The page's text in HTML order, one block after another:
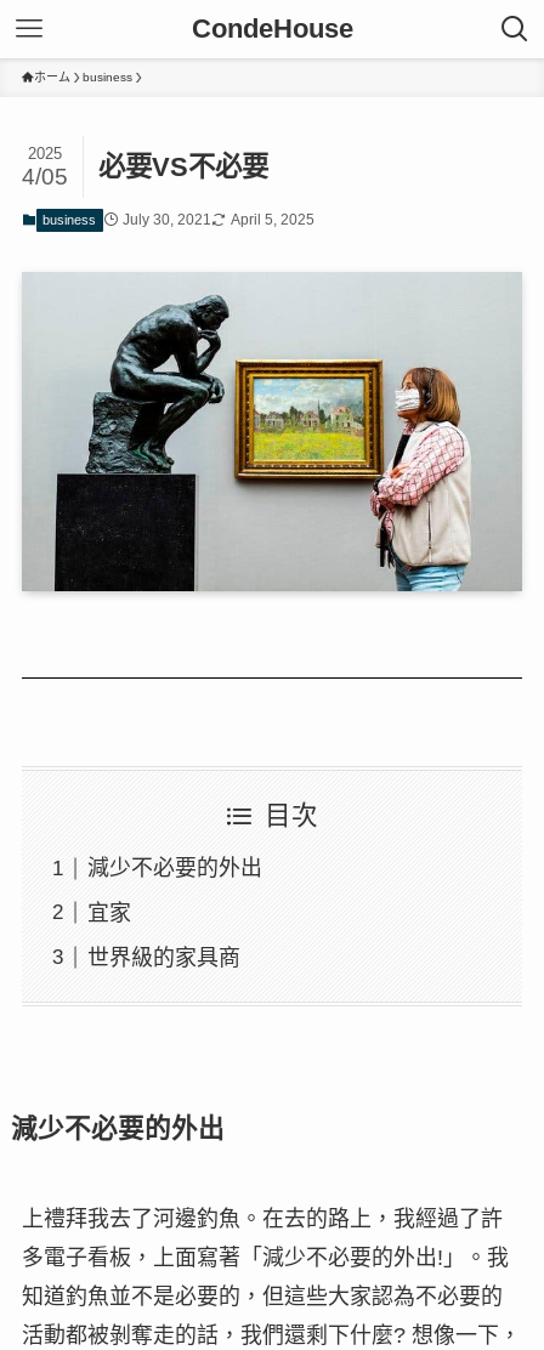
CondeHouse
ホーム business
必要VS不必要
2025
4/05
business July 30, 2021 April 5, 2025
目次
減少不必要的外出
宜家
世界級的家具商
減少不必要的外出
上禮拜我去了河邊釣魚。在去的路上，我經過了許
多電子看板，上面寫著「減少不必要的外出!」。我
知道釣魚並不是必要的，但這些大家認為不必要的
活動都被剝奪走的話，我們還剩下什麼? 想像一下，